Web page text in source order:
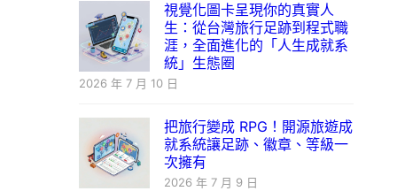
視覺化圖卡呈現你的真實人
生：從台灣旅行足跡到程式職
涯，全面進化的「人生成就系
統」生態圈
2026 年 7 月 10 日
把旅行變成 RPG！開源旅遊成
就系統讓足跡、徽章、等級一
次擁有
2026 年 7 月 9 日